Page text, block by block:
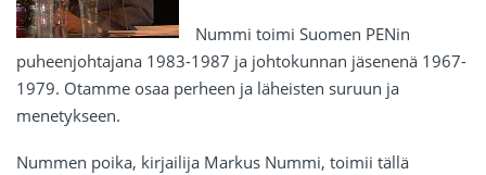
Nummi toimi Suomen PENin
puheenjohtajana 1983-1987 ja johtokunnan jäsenenä 1967-
1979. Otamme osaa perheen ja läheisten suruun ja
menetykseen.
Nummen poika, kirjailija Markus Nummi, toimii tällä